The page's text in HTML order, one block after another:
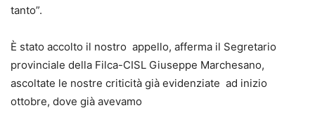
tanto”.
È stato accolto il nostro appello, afferma il Segretario
provinciale della Filca-CISL Giuseppe Marchesano,
ascoltate le nostre criticità già evidenziate ad inizio
ottobre, dove già avevamo